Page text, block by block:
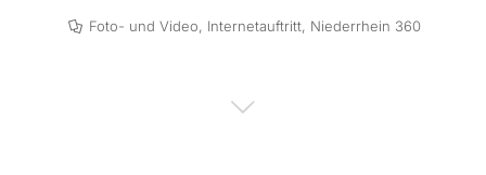
Foto- und Video, Internetauftritt, Niederrhein 360